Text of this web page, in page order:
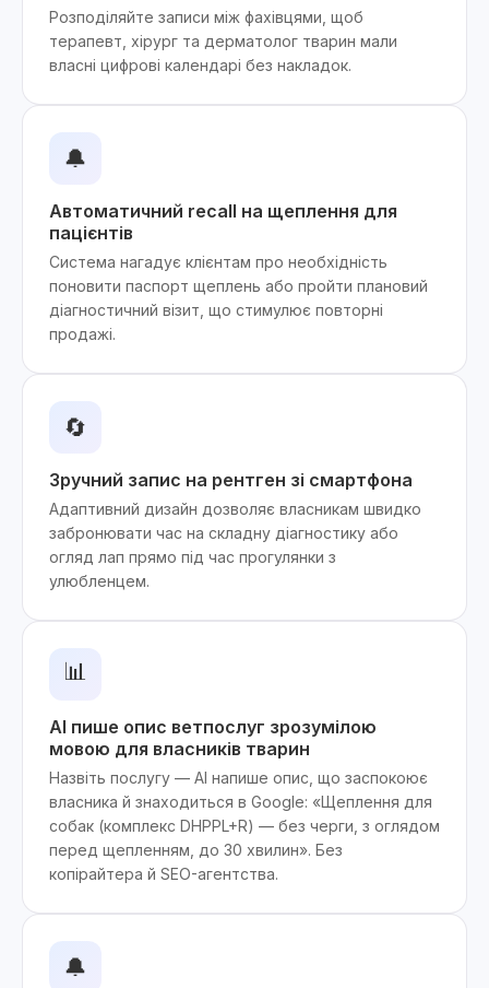
Розподіляйте записи між фахівцями, щоб
терапевт, хірург та дерматолог тварин мали
власні цифрові календарі без накладок.
🔔
Автоматичний recall на щеплення для
пацієнтів
Система нагадує клієнтам про необхідність
поновити паспорт щеплень або пройти плановий
діагностичний візит, що стимулює повторні
продажі.
🔄
Зручний запис на рентген зі смартфона
Адаптивний дизайн дозволяє власникам швидко
забронювати час на складну діагностику або
огляд лап прямо під час прогулянки з
улюбленцем.
📊
AI пише опис ветпослуг зрозумілою
мовою для власників тварин
Назвіть послугу — AI напише опис, що заспокоює
власника й знаходиться в Google: «Щеплення для
собак (комплекс DHPPL+R) — без черги, з оглядом
перед щепленням, до 30 хвилин». Без
копірайтера й SEO-агентства.
🔔